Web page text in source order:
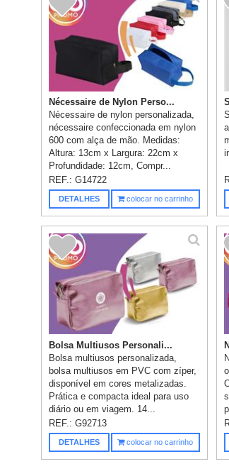
Nécessaire de Nylon Perso...
Nécessaire de nylon personalizada,
nécessaire confeccionada em nylon
600 com alça de mão. Medidas:
Altura: 13cm x Largura: 22cm x
Profundidade: 12cm, Compr...
REF.:G14722
DETALHES colocar no carrinho
Bolsa Multiusos Personali...
Bolsa multiusos personalizada,
bolsa multiusos em PVC com zíper,
disponível em cores metalizadas.
Prática e compacta ideal para uso
diário ou em viagem. 14...
REF.:G92713
DETALHES colocar no carrinho